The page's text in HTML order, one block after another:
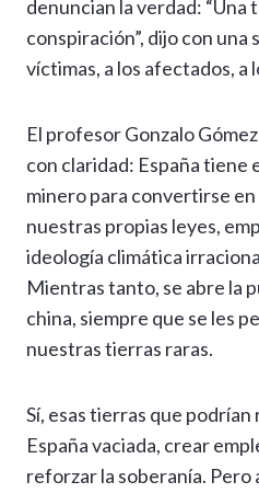
denuncian la verdad: “Una
conspiración”, dijo con una
víctimas, a los afectados, a
El profesor Gonzalo
con claridad: España
minero para convertirse en
nuestras propias leyes,
ideología climática
Mientras tanto, se abre la
china, siempre que se les
nuestras tierras raras.
Sí, esas tierras que
España vaciada, crear
reforzar la soberanía. Pero